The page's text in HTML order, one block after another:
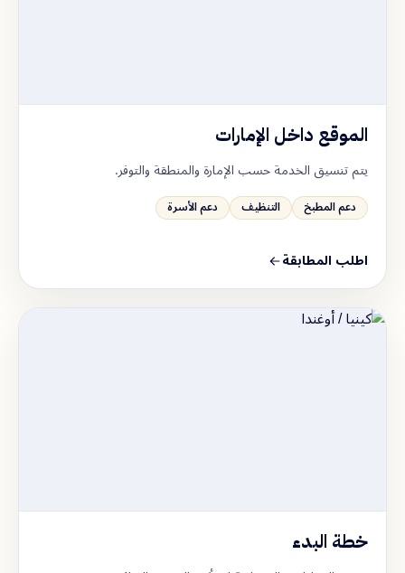
الموقع داخل الإمارات
يتم تنسيق الخدمة حسب الإمارة والمنطقة والتوفر.
دعم المطبخ التنظيف دعم الأسرة
اطلب المطابقة
خطة البدء